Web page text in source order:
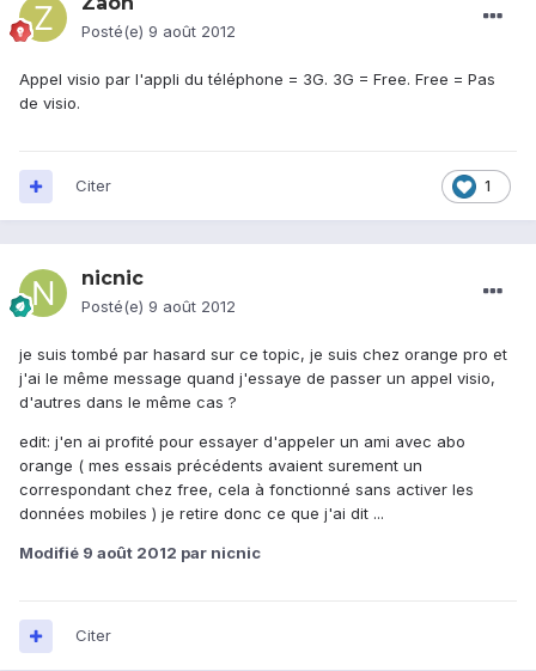
Posté(e) 9 août 2012
Appel visio par l'appli du téléphone = 3G. 3G = Free. Free = Pas
de visio.
1
Citer
nicnic
Posté(e) 9 août 2012
je suis tombé par hasard sur ce topic, je suis chez orange pro et
j'ai le même message quand j'essaye de passer un appel visio,
d'autres dans le même cas ?
edit: j'en ai profité pour essayer d'appeler un ami avec abo
orange ( mes essais précédents avaient surement un
correspondant chez free, cela à fonctionné sans activer les
données mobiles ) je retire donc ce que j'ai dit ...
Modifié 9 août 2012 par nicnic
Citer